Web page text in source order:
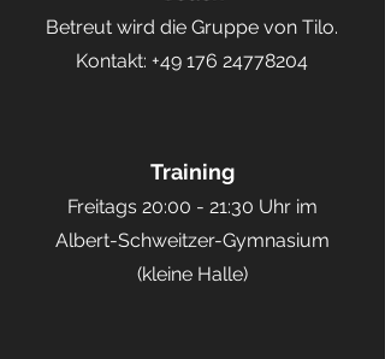
Betreut wird die Gruppe von Tilo.
Kontakt: +49 176 24778204
Training
Freitags 20:00 - 21:30 Uhr im
Albert-Schweitzer-Gymnasium
(kleine Halle)